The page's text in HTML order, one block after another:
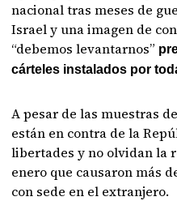
nacional tras meses de
Israel y una imagen de
“debemos levantarnos”
cárteles instalados por
A pesar de las muestras
están en contra de la
libertades y no olvidan la
enero que causaron más
con sede en el extranjero.